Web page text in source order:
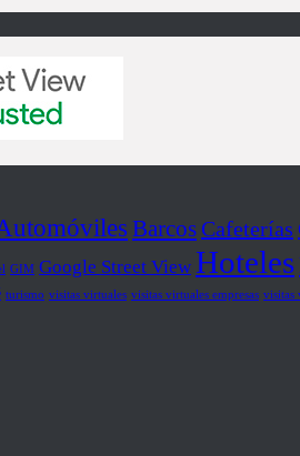
BarcosCafeterías
GIM Google Street View Hoteles
turismo visitas virtuales visitas virtuales empresas visitas